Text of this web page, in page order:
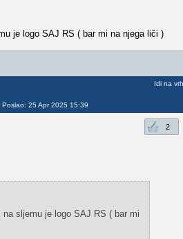
je logo SAJ RS ( bar mi na njega liči )
Poslao: 25 Apr 2025 15:39
Idi na vrh
2
sljemu je logo SAJ RS ( bar mi